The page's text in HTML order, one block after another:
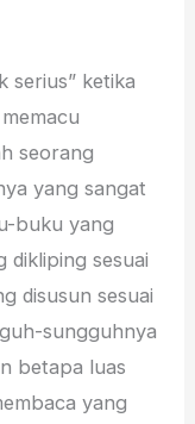
serius” ketika
seorang
yang sangat
buku yang
dikliping sesuai
disusun sesuai
sungguhnya
betapa luas
yang